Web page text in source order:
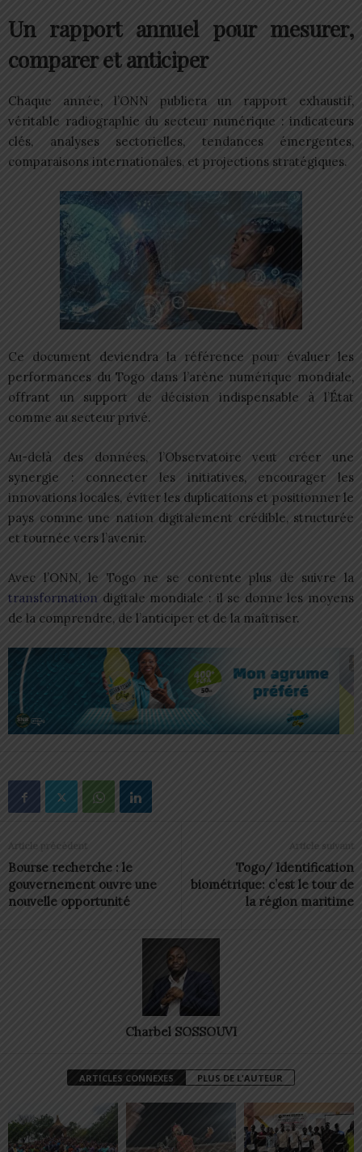
Un rapport annuel pour mesurer,
comparer et anticiper
Chaque année, l’ONN publiera un rapport exhaustif,
véritable radiographie du secteur numérique : indicateurs
clés, analyses sectorielles, tendances émergentes,
comparaisons internationales, et projections stratégiques.
Ce document deviendra la référence pour évaluer les
performances du Togo dans l’arène numérique mondiale,
offrant un support de décision indispensable à l’État
comme au secteur privé.
Au-delà des données, l’Observatoire veut créer une
synergie : connecter les initiatives, encourager les
innovations locales, éviter les duplications et positionner le
pays comme une nation digitalement crédible, structurée
et tournée vers l’avenir.
Avec l’ONN, le Togo ne se contente plus de suivre la
transformation digitale mondiale : il se donne les moyens
de la comprendre, de l’anticiper et de la maîtriser.
Article précédent
Bourse recherche : le
gouvernement ouvre une
nouvelle opportunité
Article suivant
Togo/ Identification
biométrique: c’est le tour de
la région maritime
Charbel SOSSOUVI
ARTICLES CONNEXES PLUS DE L'AUTEUR